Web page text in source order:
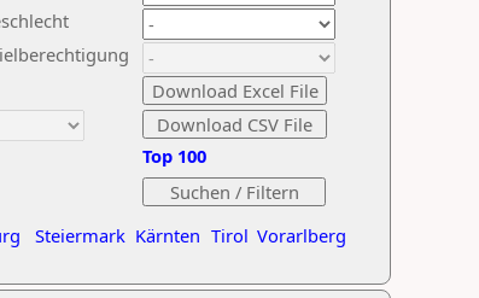
Steiermark Kärnten Tirol Vorarlberg
Top 100